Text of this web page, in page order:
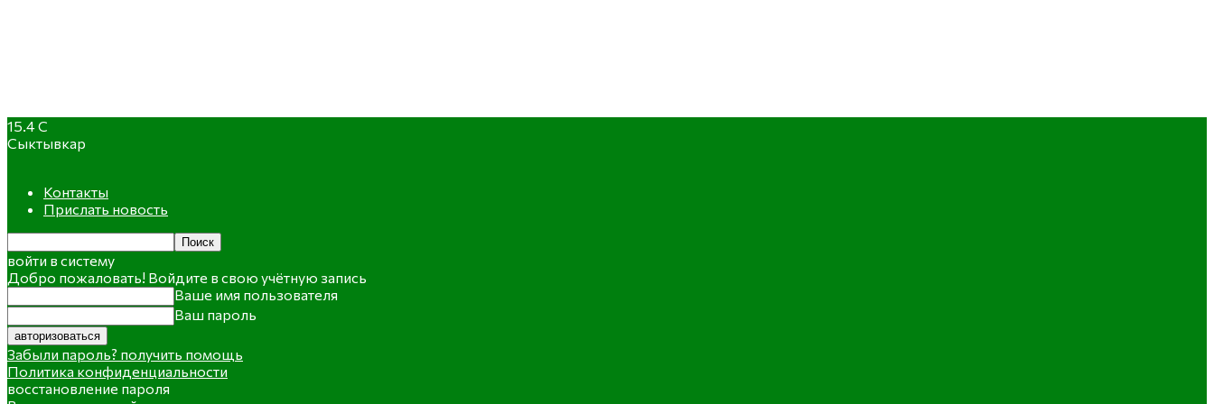
15.4C
Сыктывкар
Контакты
Прислать новость
войти в систему
Добро пожаловать! Войдите в свою учётную запись
Ваше имя пользователя
Ваш пароль
Забыли пароль? получить помощь
Политика конфиденциальности
восстановление пароля